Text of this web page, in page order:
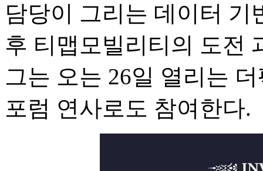
담당이 그리는 데이터
후 티맵모빌리티의 도전
그는 오는 26일 열리는
포럼 연사로도 참여한다.